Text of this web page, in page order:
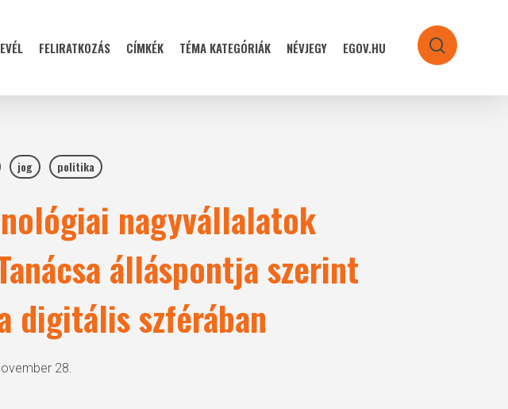
FELIRATKOZÁS CÍMKÉK TÉMA KATEGÓRIÁK NÉVJEGY EGOV.HU search
jog politika
nagyvállalatok
álláspontja szerint
digitális szférában
28.